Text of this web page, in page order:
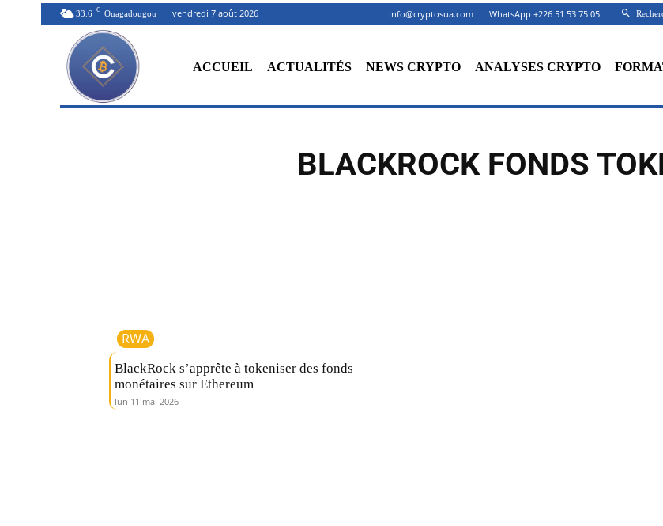
33.6 C Ouagadougou vendredi 7 août 2026 info@cryptosua.com WhatsApp +226 51 53 75 05
ACCUEIL ACTUALITÉS NEWS CRYPTO ANALYSES CRYPTO
BLACKROCK FONDS
RWA
BlackRock s’apprête à tokeniser des fonds
monétaires sur Ethereum
lun 11 mai 2026